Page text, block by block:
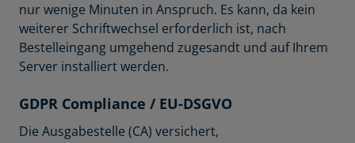
nur wenige Minuten in Anspruch. Es kann, da kein
weiterer Schriftwechsel erforderlich ist, nach
Bestelleingang umgehend zugesandt und auf Ihrem
Server installiert werden.
GDPR Compliance / EU-DSGVO
Die Ausgabestelle (CA) versichert,